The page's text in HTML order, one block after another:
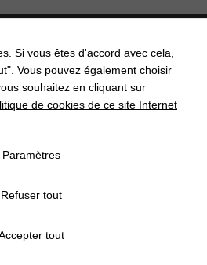
AGENDA API’GRENDEL
Si vous êtes d'accord avec cela,
Vous pouvez également choisir
souhaitez en cliquant sur
de cookies de ce site Internet
Paramètres
Refuser tout
tout